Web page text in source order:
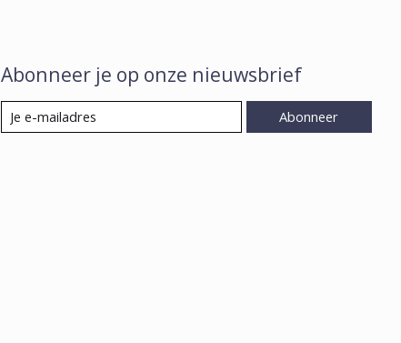
Abonneer je op onze nieuwsbrief
Abonneer